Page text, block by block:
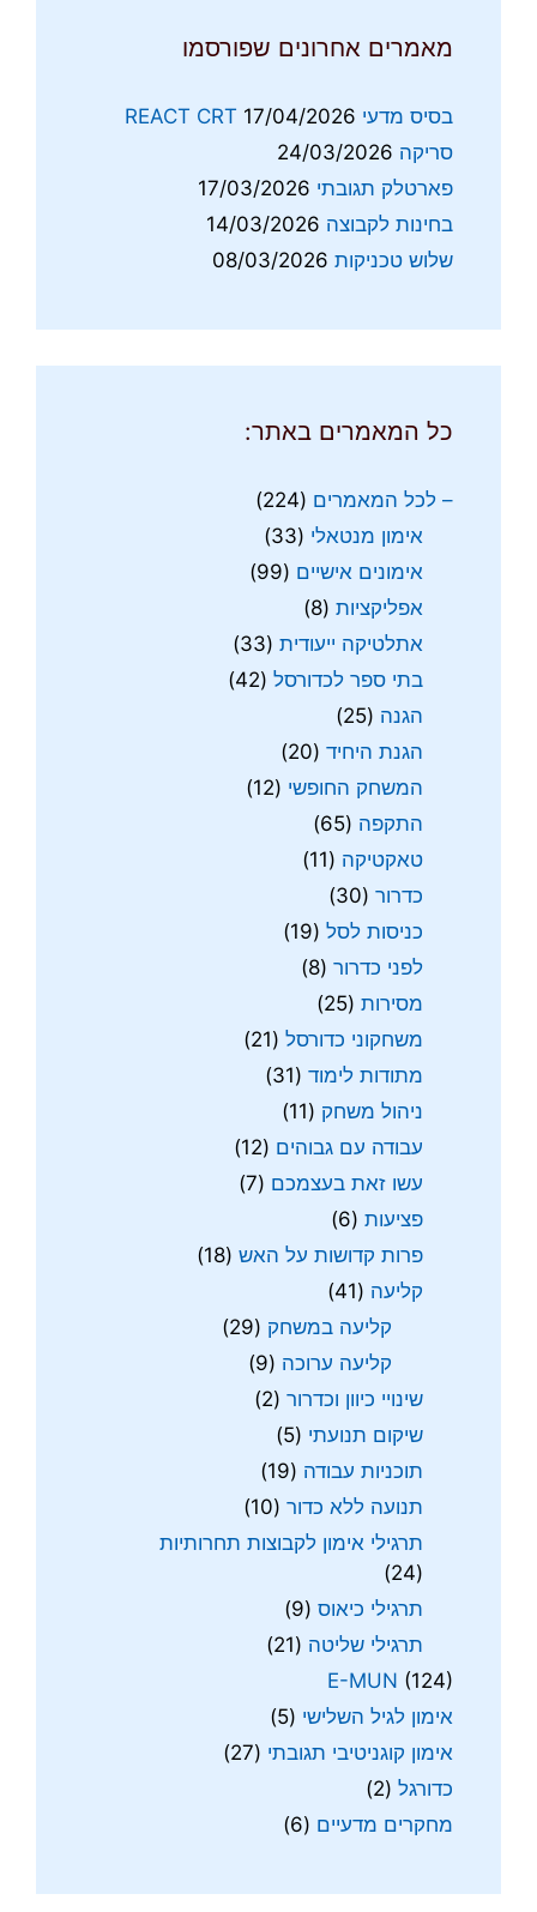
מאמרים אחרונים שפורסמו
בסיס מדעי REACT CRT 17/04/2026
סריקה 24/03/2026
פארטלק תגובתי 17/03/2026
בחינות לקבוצה 14/03/2026
שלוש טכניקות 08/03/2026
כל המאמרים באתר:
– לכל המאמרים (224)
אימון מנטאלי (33)
אימונים אישיים (99)
אפליקציות (8)
אתלטיקה ייעודית (33)
בתי ספר לכדורסל (42)
הגנה (25)
הגנת היחיד (20)
המשחק החופשי (12)
התקפה (65)
טאקטיקה (11)
כדרור (30)
כניסות לסל (19)
לפני כדרור (8)
מסירות (25)
משחקוני כדורסל (21)
מתודות לימוד (31)
ניהול משחק (11)
עבודה עם גבוהים (12)
עשו זאת בעצמכם (7)
פציעות (6)
פרות קדושות על האש (18)
קליעה (41)
קליעה במשחק (29)
קליעה ערוכה (9)
שינויי כיוון וכדרור (2)
שיקום תנועתי (5)
תוכניות עבודה (19)
תנועה ללא כדור (10)
תרגילי אימון לקבוצות תחרותיות
(24)
תרגילי כיאוס (9)
תרגילי שליטה (21)
E-MUN (124)
אימון לגיל השלישי (5)
אימון קוגניטיבי תגובתי (27)
כדורגל (2)
מחקרים מדעיים (6)